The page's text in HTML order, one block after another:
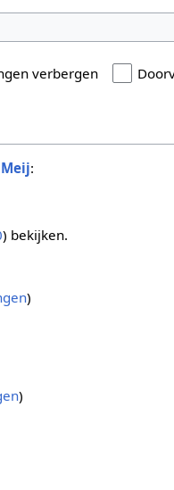
verbergen
:
) bekijken.
)
)